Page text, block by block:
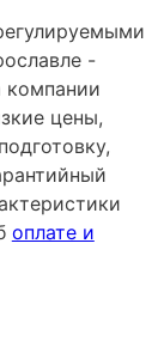
-
компании
цены,
оплате и